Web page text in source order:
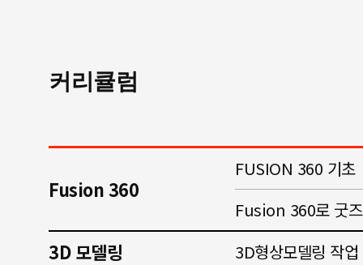
커리큘럼
Fusion 360
FUSION 360 기초
Fusion 360로 굿
3D 모델링 3D형상모델링 작업